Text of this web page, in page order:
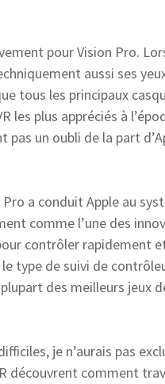
pour Vision Pro.
aussi ses
tous les principaux
plus appréciés à
pas un oubli de la part
a conduit Apple au
comme l’une des
contrôler rapidement
type de suivi de
des meilleurs jeux
je n’aurais pas exclu
découvrent comment